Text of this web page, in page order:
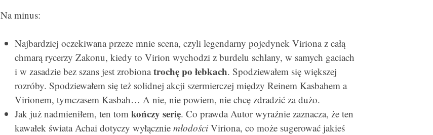
Na minus:
Najbardziej oczekiwana przeze mnie scena, czyli legendarny pojedynek Viriona z całą
chmarą rycerzy Zakonu, kiedy to Virion wychodzi z burdelu schlany, w samych gaciach
i w zasadzie bez szans jest zrobionatrochę po łebkach. Spodziewałem się większej
rozróby. Spodziewałem się też solidnej akcji szermierczej między Reinem Kasbahem a
Virionem, tymczasem Kasbah… A nie, nie powiem, nie chcę zdradzić za dużo.
Jak już nadmieniłem, ten tom kończy serię. Co prawda Autor wyraźnie zaznacza, że ten
kawałek świata Achai dotyczy wyłącznie młodości Viriona, co może sugerować jakieś